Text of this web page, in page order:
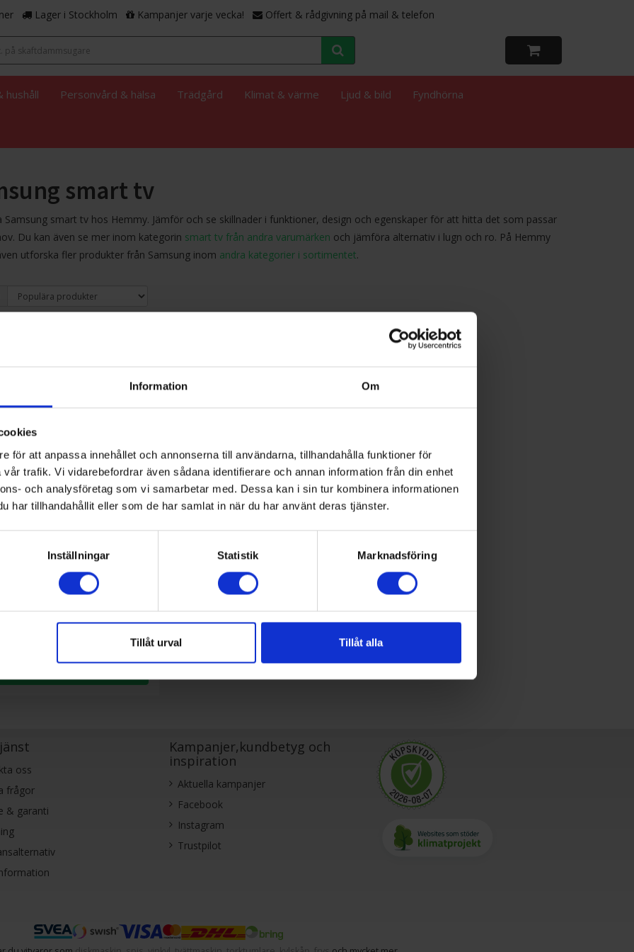
Information Om
för att anpassa innehållet och annonserna till användarna, tillhandahålla funktioner för
trafik. Vi vidarebefordrar även sådana identifierare och annan information från din enhet
och analysföretag som vi samarbetar med. Dessa kan i sin tur kombinera informationen
har tillhandahållit eller som de har samlat in när du har använt deras tjänster.
Inställningar Statistik Marknadsföring
Tillåt urval Tillåt alla
Lager i Stockholm Kampanjer varje vecka! Offert & rådgivning på mail & telefon
hushåll Personvård & hälsa Trädgård Klimat & värme Ljud & bild Fyndhörna
smart tv
Samsung smart tv hos Hemmy. Jämför och se skillnader i funktioner, design och egenskaper för att hitta det som passar
Du kan även se mer inom kategorin smart tv från andra varumärken och jämföra alternativ i lugn och ro. På Hemmy
utforska fler produkter från Samsung inom andra kategorier i sortimentet.
TV Art Mode
plattform: Tizen
oss
frågor
& garanti
Kampanjer,kundbetyg och
inspiration
Aktuella kampanjer
Facebook
Instagram
Trustpilot